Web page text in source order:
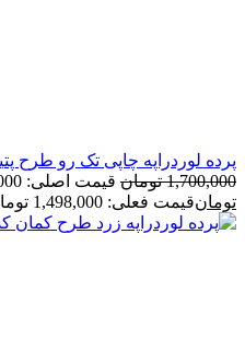
لوردراپه چاپی تک رو طرح پتینه
تومان قیمت اصلی: 1,700,000 تومان بود.
قیمت فعلی: 1,498,000 تومان.